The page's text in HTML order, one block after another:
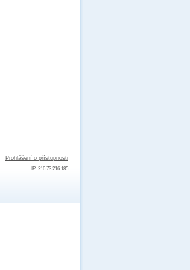
Prohlášení o přístupnosti
IP: 216.73.216.185